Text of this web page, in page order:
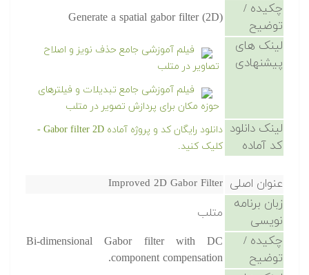
چکیده /
توضیح
Generate a spatial gabor filter (2D)
لینک های
پیشنهادی
فیلم آموزشی جامع حذف نویز و اصلاح
تصاویر در متلب
فیلم آموزشی جامع تبدیلات و فیلترهای
حوزه مکان برای پردازش تصویر در متلب
لینک دانلود
کد آماده
دانلود رایگان کد و پروژه آماده Gabor filter 2D -
کلیک کنید.
عنوان اصلی Improved 2D Gabor Filter
زبان برنامه
نویسی
متلب
چکیده /
توضیح
Bi-dimensional Gabor filter with DC
component compensation.